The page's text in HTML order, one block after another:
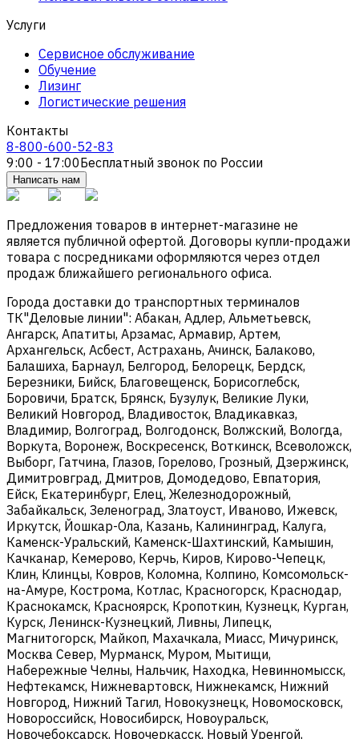
Услуги
Сервисное обслуживание
Обучение
Лизинг
Логистические решения
Контакты
8-800-600-52-83
9:00 - 17:00Бесплатный звонок по России
Написать нам
Предложения товаров в интернет-магазине не
является публичной офертой. Договоры купли-продажи
товара с посредниками оформляются через отдел
продаж ближайшего регионального офиса.
Города доставки до транспортных терминалов
ТК"Деловые линии": Абакан, Адлер, Альметьевск,
Ангарск, Апатиты, Арзамас, Армавир, Артем,
Архангельск, Асбест, Астрахань, Ачинск, Балаково,
Балашиха, Барнаул, Белгород, Белорецк, Бердск,
Березники, Бийск, Благовещенск, Борисоглебск,
Боровичи, Братск, Брянск, Бузулук, Великие Луки,
Великий Новгород, Владивосток, Владикавказ,
Владимир, Волгоград, Волгодонск, Волжский, Вологда,
Воркута, Воронеж, Воскресенск, Воткинск, Всеволожск,
Выборг, Гатчина, Глазов, Горелово, Грозный, Дзержинск,
Димитровград, Дмитров, Домодедово, Евпатория,
Ейск, Екатеринбург, Елец, Железнодорожный,
Забайкальск, Зеленоград, Златоуст, Иваново, Ижевск,
Иркутск, Йошкар-Ола, Казань, Калининград, Калуга,
Каменск-Уральский, Каменск-Шахтинский, Камышин,
Качканар, Кемерово, Керчь, Киров, Кирово-Чепецк,
Клин, Клинцы, Ковров, Коломна, Колпино, Комсомольск-
на-Амуре, Кострома, Котлас, Красногорск, Краснодар,
Краснокамск, Красноярск, Кропоткин, Кузнецк, Курган,
Курск, Ленинск-Кузнецкий, Ливны, Липецк,
Магнитогорск, Майкоп, Махачкала, Миасс, Мичуринск,
Москва Север, Мурманск, Муром, Мытищи,
Набережные Челны, Нальчик, Находка, Невинномысск,
Нефтекамск, Нижневартовск, Нижнекамск, Нижний
Новгород, Нижний Тагил, Новокузнецк, Новомосковск,
Новороссийск, Новосибирск, Новоуральск,
Новочебоксарск, Новочеркасск, Новый Уренгой,